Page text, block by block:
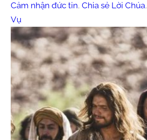
Cảm nhận đức tin, Chia sẻ Lời Chúa,
Vụ